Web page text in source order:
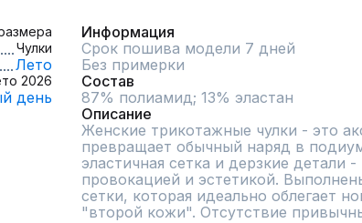
Чулки
Лето
2026
день
Информация
Срок пошива модели 7 дней
Без примерки
Состав
87% полиамид; 13% эластан
Описание
Женские трикотажные чулки - это
превращает обычный наряд в
эластичная сетка и дерзкие детали
провокацией и эстетикой.
сетки, которая идеально облегает
"второй кожи". Отсутствие